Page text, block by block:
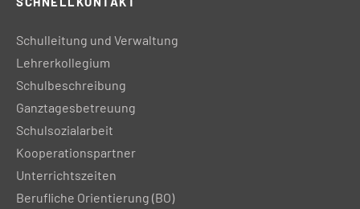
Schulleitung und Verwaltung
Lehrerkollegium
Schulbeschreibung
Ganztagesbetreuung
Schulsozialarbeit
Kooperationspartner
Unterrichtszeiten
Berufliche Orientierung (BO)